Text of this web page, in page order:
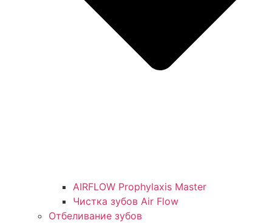
AIRFLOW Prophylaxis Master
Чистка зубов Air Flow
Отбеливание зубов